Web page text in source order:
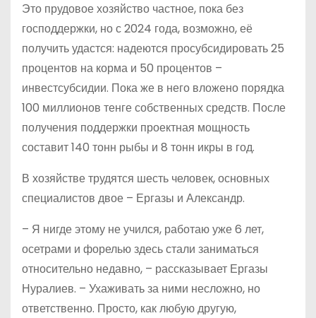
Это прудовое хозяйство частное, пока без
господдержки, но с 2024 года, возможно, её
получить удастся: надеются просубсидировать 25
процентов на корма и 50 процентов –
инвестсубсидии. Пока же в него вложено порядка
100 миллионов тенге собственных средств. После
получения поддержки проектная мощность
составит 140 тонн рыбы и 8 тонн икры в год.
В хозяйстве трудятся шесть человек, основных
специалистов двое – Ергазы и Александр.
– Я нигде этому не учился, работаю уже 6 лет,
осетрами и форелью здесь стали заниматься
относительно недавно, – рассказывает Ергазы
Нуралиев. – Ухаживать за ними несложно, но
ответственно. Просто, как любую другую,